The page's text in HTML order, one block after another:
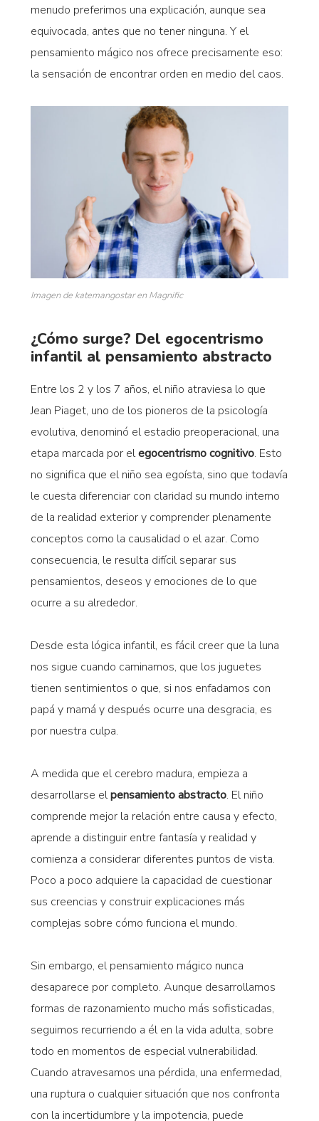
menudo preferimos una explicación, aunque sea
equivocada, antes que no tener ninguna. Y el
pensamiento mágico nos ofrece precisamente eso:
la sensación de encontrar orden en medio del caos.
Imagen de katemangostar en Magnific
¿Cómo surge? Del egocentrismo
infantil al pensamiento abstracto
Entre los 2 y los 7 años, el niño atraviesa lo que
Jean Piaget, uno de los pioneros de la psicología
evolutiva, denominó el estadio preoperacional, una
etapa marcada por elegocentrismo cognitivo. Esto
no significa que el niño sea egoísta, sino que todavía
le cuesta diferenciar con claridad su mundo interno
de la realidad exterior y comprender plenamente
conceptos como la causalidad o el azar. Como
consecuencia, le resulta difícil separar sus
pensamientos, deseos y emociones de lo que
ocurre a su alrededor.
Desde esta lógica infantil, es fácil creer que la luna
nos sigue cuando caminamos, que los juguetes
tienen sentimientos o que, si nos enfadamos con
papá y mamá y después ocurre una desgracia, es
por nuestra culpa.
A medida que el cerebro madura, empieza a
desarrollarse elpensamiento abstracto. El niño
comprende mejor la relación entre causa y efecto,
aprende a distinguir entre fantasía y realidad y
comienza a considerar diferentes puntos de vista.
Poco a poco adquiere la capacidad de cuestionar
sus creencias y construir explicaciones más
complejas sobre cómo funciona el mundo.
Sin embargo, el pensamiento mágico nunca
desaparece por completo. Aunque desarrollamos
formas de razonamiento mucho más sofisticadas,
seguimos recurriendo a él en la vida adulta, sobre
todo en momentos de especial vulnerabilidad.
Cuando atravesamos una pérdida, una enfermedad,
una ruptura o cualquier situación que nos confronta
con la incertidumbre y la impotencia, puede